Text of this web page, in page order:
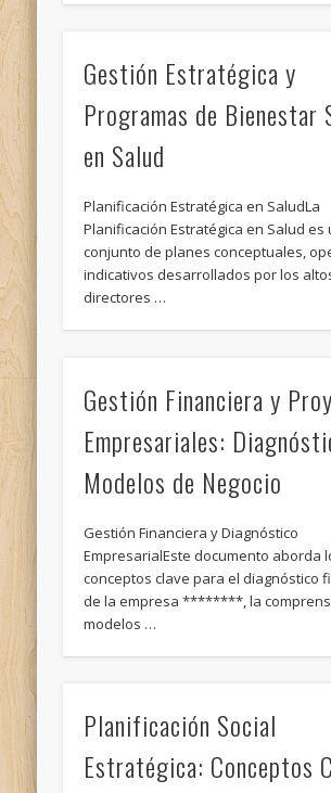
Gestión Estratégica y
Programas de Bienestar
en Salud
Planificación Estratégica en SaludLa
Planificación Estratégica en Salud es
conjunto de planes conceptuales,
indicativos desarrollados por los
directores …
Gestión Financiera y
Empresariales:
Modelos de Negocio
Gestión Financiera y Diagnóstico
EmpresarialEste documento aborda
conceptos clave para el diagnóstico
de la empresa ********, la
modelos …
Planificación Social
Estratégica: Conceptos